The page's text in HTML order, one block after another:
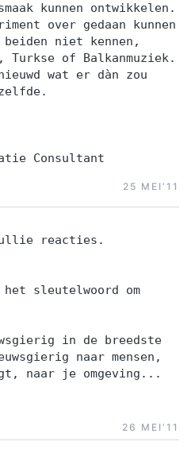
kunnen ontwikkelen.
over gedaan kunnen
beiden niet kennen,
of Balkanmuziek.
wat er dàn zou
Consultant
25 MEI‘11
reacties.
sleutelwoord om
in de breedste
naar mensen,
naar je omgeving...
26 MEI‘11